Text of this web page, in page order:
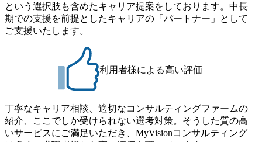
という選択肢も含めたキャリア提案をしております。中長
期での支援を前提としたキャリアの「パートナー」として
ご支援いたします。
利用者様による高い評価
丁寧なキャリア相談、適切なコンサルティングファームの
紹介、ここでしか受けられない選考対策。そうした質の高
いサービスにご満足いただき、MyVisionコンサルティング